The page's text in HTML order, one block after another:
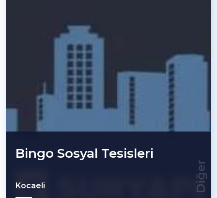
Diğer
Bingo Sosyal Tesisleri
Kocaeli